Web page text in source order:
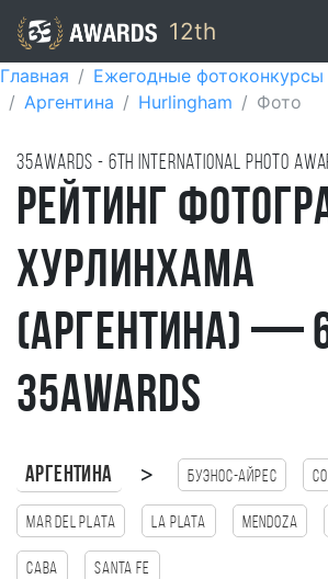
12th
Главная Ежегодные фотоконкурсы
Аргентина
Hurlingham Фото
35AWARDS - 6TH international photo
Рейтинг
Хурлинхама
(Аргентина) —
35AWARDS
Аргентина > Буэнос-Айрес
Mar del Plata La Plata Mendoza
CABA Santa Fe